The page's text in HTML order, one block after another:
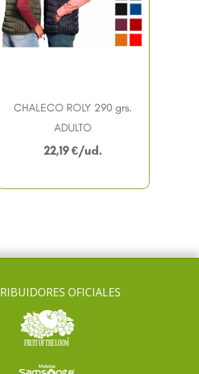
CHALECO ROLY 290 grs.
ADULTO
22,19€
OFICIALES